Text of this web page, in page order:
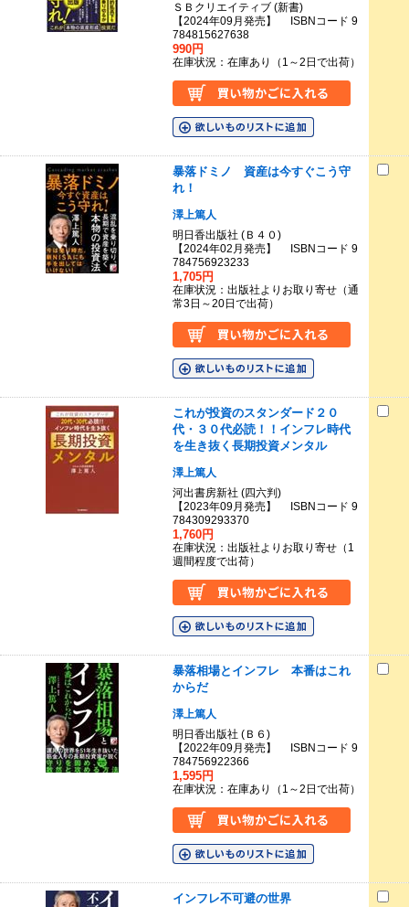
ＳＢクリエイティブ (新書)
【2024年09月発売】 ISBNコード 9
784815627638
990円
在庫状況：在庫あり（1～2日で出荷）
暴落ドミノ 資産は今すぐこう守
れ！
澤上篤人
明日香出版社 (Ｂ４０)
【2024年02月発売】 ISBNコード 9
784756923233
1,705円
在庫状況：出版社よりお取り寄せ（通
常3日～20日で出荷）
これが投資のスタンダード２０
代・３０代必読！！インフレ時代
を生き抜く長期投資メンタル
澤上篤人
河出書房新社 (四六判)
【2023年09月発売】 ISBNコード 9
784309293370
1,760円
在庫状況：出版社よりお取り寄せ（1
週間程度で出荷）
暴落相場とインフレ 本番はこれ
からだ
澤上篤人
明日香出版社 (Ｂ６)
【2022年09月発売】 ISBNコード 9
784756922366
1,595円
在庫状況：在庫あり（1～2日で出荷）
インフレ不可避の世界